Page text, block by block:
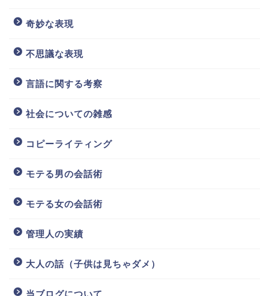
奇妙な表現
不思議な表現
言語に関する考察
社会についての雑感
コピーライティング
モテる男の会話術
モテる女の会話術
管理人の実績
大人の話（子供は見ちゃダメ）